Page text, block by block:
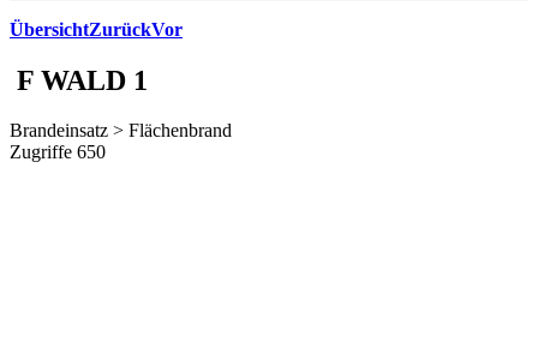
ÜbersichtZurückVor
F WALD 1
Brandeinsatz > Flächenbrand
Zugriffe 650